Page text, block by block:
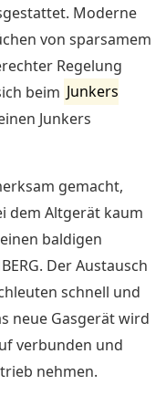
Moderne
von sparsamem
Regelung
beim Junkers
Junkers
gemacht,
dem Altgerät kaum
baldigen
. Der Austausch
schnell und
neue Gasgerät wird
verbunden und
nehmen.